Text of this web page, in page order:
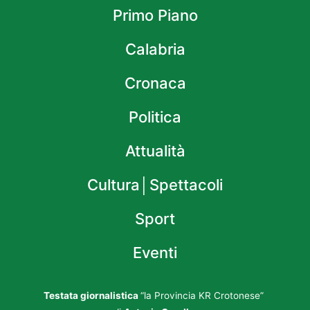
Primo Piano
Calabria
Cronaca
Politica
Attualità
Cultura│Spettacoli
Sport
Eventi
Testata giornalistica “la Provincia KR Crotonese”